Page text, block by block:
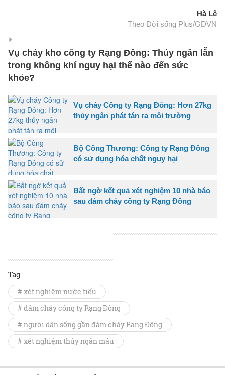
Hà Lê
Theo Đời sống Plus/GĐVN
Vụ cháy kho công ty Rạng Đông: Thủy ngân lẫn
trong không khí nguy hại thế nào đến sức
khỏe?
Vụ cháy Công ty Rạng Đông: Hơn 27kg
thủy ngân phát tán ra môi trường
Bộ Công Thương: Công ty Rạng Đông
có sử dụng hóa chất nguy hại
Bất ngờ kết quả xét nghiệm 10 nhà báo
sau đám cháy công ty Rạng Đông
Tag
# xét nghiệm nước tiểu
# đám cháy công ty Rạng Đông
# người dân sống gần đám cháy Rạng Đông
# xét nghiệm thủy ngân máu